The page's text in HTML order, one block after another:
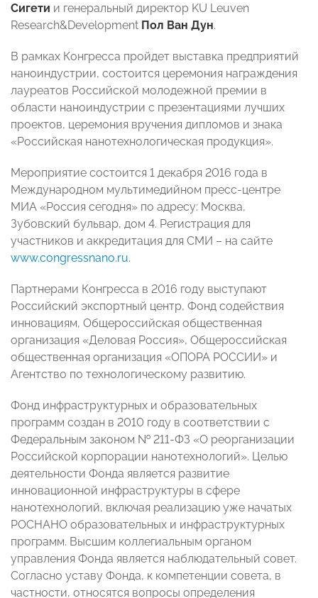
Сигети и генеральный директор KU Leuven
Research&Development Пол Ван Дун.
В рамках Конгресса пройдет выставка предприятий
наноиндустрии, состоится церемония награждения
лауреатов Российской молодежной премии в
области наноиндустрии с презентациями лучших
проектов, церемония вручения дипломов и знака
«Российская нанотехнологическая продукция».
Мероприятие состоится 1 декабря 2016 года в
Международном мультимедийном пресс-центре
МИА «Россия сегодня» по адресу: Москва,
Зубовский бульвар, дом 4. Регистрация для
участников и аккредитация для СМИ – на сайте
www.congressnano.ru.
Партнерами Конгресса в 2016 году выступают
Российский экспортный центр, Фонд содействия
инновациям, Общероссийская общественная
организация «Деловая Россия», Общероссийская
общественная организация «ОПОРА РОССИИ» и
Агентство по технологическому развитию.
Фонд инфраструктурных и образовательных
программ создан в 2010 году в соответствии с
Федеральным законом № 211-ФЗ «О реорганизации
Российской корпорации нанотехнологий». Целью
деятельности Фонда является развитие
инновационной инфраструктуры в сфере
нанотехнологий, включая реализацию уже начатых
РОСНАНО образовательных и инфраструктурных
программ. Высшим коллегиальным органом
управления Фонда является наблюдательный совет.
Согласно уставу Фонда, к компетенции совета, в
частности, относятся вопросы определения